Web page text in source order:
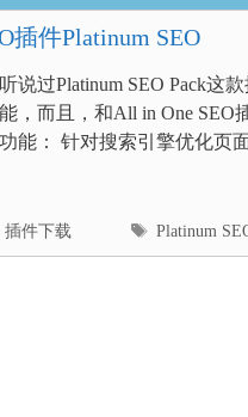
插件Platinum SEO
说过Platinum SEO Pack这
，而且，和All in One SEO
能： 针对搜索引擎优化页
分
类
插件下载
标
签
Platinum